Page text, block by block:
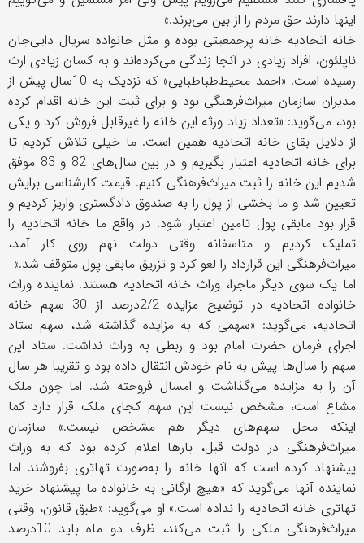
اینها دارند حق مردم را از بین می‌برند.»
خانه اتحادیه خانه پرجمعیتی بوده و مثل خانواده سریال دایی‌جان
ناپلئون، افراد زیادی در آنجا زندگی می‌کرده‌اند و به کسان زیادی ارث
رسیده است. «احمد محیط‌طباطبایی» که نزدیک به 10‌سال پیش از
مدیران سازمان میراث‌فرهنگی بود و برای ثبت این خانه اقدام کرده
بود، می‌گوید: «تعداد زیاد ورثه این خانه را غیرقابل فروش کرد و یکی
از دلایل بقای خانه اتحادیه همین است. ما خیلی تلاش کردیم تا
برای خانه اتحادیه اعتبار بگیریم و در بین سال‌های 82 و 83 موفق
شدیم این خانه را ثبت میراث‌فرهنگی کنیم. قیمت کارشناسی برایش
تعیین شد و ما بخشی از پول را به صندوق دادگستری واریز کردیم و
قرار بود مابقی پول تامین اعتبار شود. در واقع ما خانه اتحادیه را
تملیک کردیم و متاسفانه وقتی دولت نهم روی کار آمد،
میراث‌فرهنگی این قرارداد را لغو کرد و تزریق مابقی پول متوقف شد.»
اما یک سوی دیگر ماجرا، وراث خانه اتحادیه هستند. نماینده وراث
خانواده اتحادیه در توضیح مزایده 2/2‌درصد از 30 سهم خانه
اتحادیه، می‌گوید: «سهمی که به مزایده گذاشته شد، سهم ستاد
اجرای فرمان حضرت امام بود و ربطی به وراث نداشت. ستاد این
سهم را سال‌ها پیش به نام خودش انتقال داده بود و تقریبا هر سال
آن را به مزایده می‌گذاشت و امسال فروخته شد. اما چون ملک
مشاع است، مشخص نیست این سهم کجای ملک قرار دارد کما
اینکه محل سهم‌های دیگر هم مشخص نیست.» سازمان
میراث‌فرهنگی در دولت قبل، بارها اعلام کرده بود که به وراث
پیشنهاد کرده است که آنها خانه را به‌صورت تهاتری بفروشند اما
نماینده آنها می‌گوید که «هیچ ارگانی به خانواده ما پیشنهاد خرید
تهاتری خانه اتحادیه را نداده است.» او می‌گوید: «طبق قانون، وقتی
میراث‌فرهنگی ملکی را ثبت می‌کند، ظرف دو ماه باید 10‌درصد